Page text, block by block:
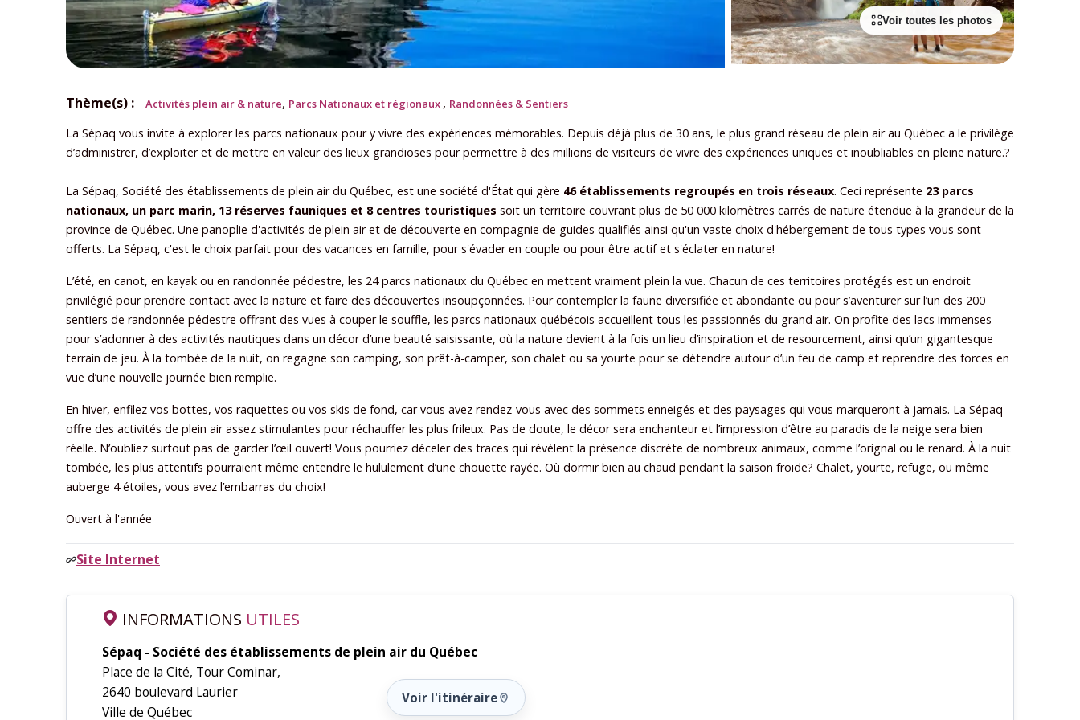
Voir toutes les photos
Thème(s) : Activités plein air & nature, Parcs Nationaux et régionaux , Randonnées & Sentiers
La Sépaq vous invite à explorer les parcs nationaux pour y vivre des expériences mémorables. Depuis déjà plus de 30 ans, le plus grand réseau de plein air au Québec a le privilège
d’administrer, d’exploiter et de mettre en valeur des lieux grandioses pour permettre à des millions de visiteurs de vivre des expériences uniques et inoubliables en pleine nature.?
La Sépaq, Société des établissements de plein air du Québec, est une société d'État qui gère 46 établissements regroupés en trois réseaux. Ceci représente 23 parcs
nationaux, un parc marin, 13 réserves fauniques et 8 centres touristiques soit un territoire couvrant plus de 50 000 kilomètres carrés de nature étendue à la grandeur de la
province de Québec. Une panoplie d'activités de plein air et de découverte en compagnie de guides qualifiés ainsi qu'un vaste choix d'hébergement de tous types vous sont
offerts. La Sépaq, c'est le choix parfait pour des vacances en famille, pour s'évader en couple ou pour être actif et s'éclater en nature!
L’été, en canot, en kayak ou en randonnée pédestre, les 24 parcs nationaux du Québec en mettent vraiment plein la vue. Chacun de ces territoires protégés est un endroit
privilégié pour prendre contact avec la nature et faire des découvertes insoupçonnées. Pour contempler la faune diversifiée et abondante ou pour s’aventurer sur l’un des 200
sentiers de randonnée pédestre offrant des vues à couper le souffle, les parcs nationaux québécois accueillent tous les passionnés du grand air. On profite des lacs immenses
pour s’adonner à des activités nautiques dans un décor d’une beauté saisissante, où la nature devient à la fois un lieu d’inspiration et de resourcement, ainsi qu’un gigantesque
terrain de jeu. À la tombée de la nuit, on regagne son camping, son prêt-à-camper, son chalet ou sa yourte pour se détendre autour d’un feu de camp et reprendre des forces en
vue d’une nouvelle journée bien remplie.
En hiver, enfilez vos bottes, vos raquettes ou vos skis de fond, car vous avez rendez-vous avec des sommets enneigés et des paysages qui vous marqueront à jamais. La Sépaq
offre des activités de plein air assez stimulantes pour réchauffer les plus frileux. Pas de doute, le décor sera enchanteur et l’impression d’être au paradis de la neige sera bien
réelle. N’oubliez surtout pas de garder l’œil ouvert! Vous pourriez déceler des traces qui révèlent la présence discrète de nombreux animaux, comme l’orignal ou le renard. À la nuit
tombée, les plus attentifs pourraient même entendre le hululement d’une chouette rayée. Où dormir bien au chaud pendant la saison froide? Chalet, yourte, refuge, ou même
auberge 4 étoiles, vous avez l’embarras du choix!
Ouvert à l'année
Site Internet
INFORMATIONS UTILES
Sépaq - Société des établissements de plein air du Québec
Place de la Cité, Tour Cominar,
2640 boulevard Laurier
Ville de Québec
Voir l'itinéraire